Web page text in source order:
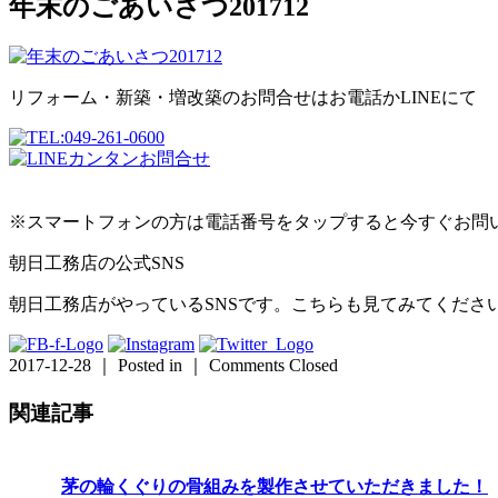
年末のごあいさつ201712
リフォーム・新築・増改築のお問合せはお電話かLINEにて
※スマートフォンの方は電話番号をタップすると今すぐお問
朝日工務店の公式SNS
朝日工務店がやっているSNSです。こちらも見てみてくださ
2017-12-28 ｜ Posted in ｜ Comments Closed
関連記事
茅の輪くぐりの骨組みを製作させていただきました！